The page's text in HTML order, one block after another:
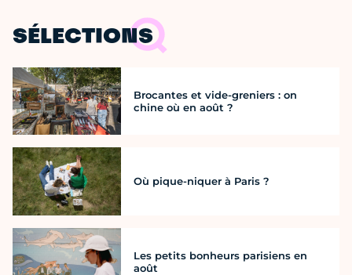
SÉLECTIONS
Brocantes et vide-greniers : on
chine où en août ?
Où pique-niquer à Paris ?
Les petits bonheurs parisiens en
août